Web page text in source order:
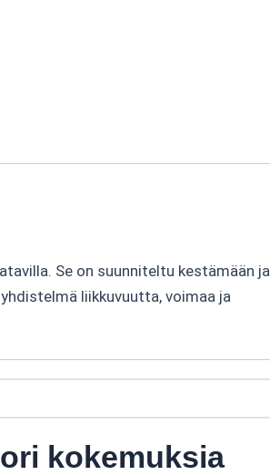
Se on suunniteltu kestämään ja
liikkuvuutta, voimaa ja
kokemuksia